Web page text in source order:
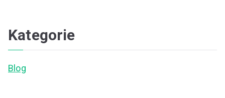
Kategorie
Blog